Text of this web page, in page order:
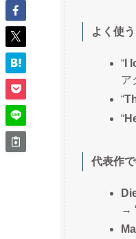
よく使
“ I
ア
“
“
代表作
→